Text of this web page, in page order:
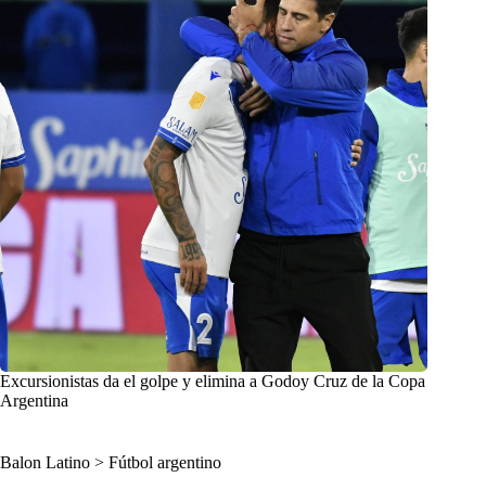
Excursionistas da el golpe y elimina a Godoy Cruz de la Copa
Argentina
Balon Latino > Fútbol argentino